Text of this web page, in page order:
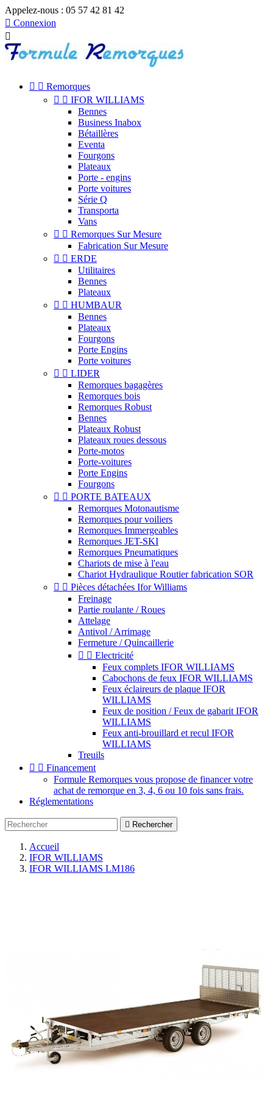
Appelez-nous : 05 57 42 81 42
 Connexion

  Remorques
  IFOR WILLIAMS
Bennes
Business Inabox
Bétaillères
Eventa
Fourgons
Plateaux
Porte - engins
Porte voitures
Série Q
Transporta
Vans
  Remorques Sur Mesure
Fabrication Sur Mesure
  ERDE
Utilitaires
Bennes
Plateaux
  HUMBAUR
Bennes
Plateaux
Fourgons
Porte Engins
Porte voitures
  LIDER
Remorques bagagères
Remorques bois
Remorques Robust
Bennes
Plateaux Robust
Plateaux roues dessous
Porte-motos
Porte-voitures
Porte Engins
Fourgons
  PORTE BATEAUX
Remorques Motonautisme
Remorques pour voiliers
Remorques Immergeables
Remorques JET-SKI
Remorques Pneumatiques
Chariots de mise à l'eau
Chariot Hydraulique Routier fabrication SOR
  Pièces détachées Ifor Williams
Freinage
Partie roulante / Roues
Attelage
Antivol / Arrimage
Fermeture / Quincaillerie
  Electricité
Feux complets IFOR WILLIAMS
Cabochons de feux IFOR WILLIAMS
Feux éclaireurs de plaque IFOR
WILLIAMS
Feux de position / Feux de gabarit IFOR
WILLIAMS
Feux anti-brouillard et recul IFOR
WILLIAMS
Treuils
  Financement
Formule Remorques vous propose de financer votre
achat de remorque en 3, 4, 6 ou 10 fois sans frais.
Réglementations
 Rechercher
Accueil
IFOR WILLIAMS
IFOR WILLIAMS LM186